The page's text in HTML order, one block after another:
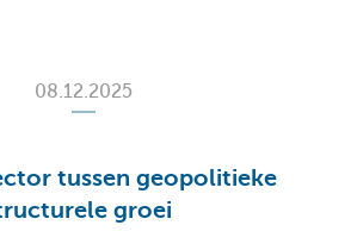
08.12.2025
tussen geopolitieke
groei